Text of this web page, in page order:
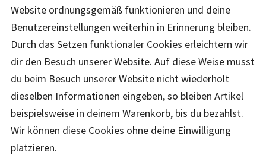
Website ordnungsgemäß funktionieren und deine
Benutzereinstellungen weiterhin in Erinnerung bleiben.
Durch das Setzen funktionaler Cookies erleichtern wir
dir den Besuch unserer Website. Auf diese Weise musst
du beim Besuch unserer Website nicht wiederholt
dieselben Informationen eingeben, so bleiben Artikel
beispielsweise in deinem Warenkorb, bis du bezahlst.
Wir können diese Cookies ohne deine Einwilligung
platzieren.